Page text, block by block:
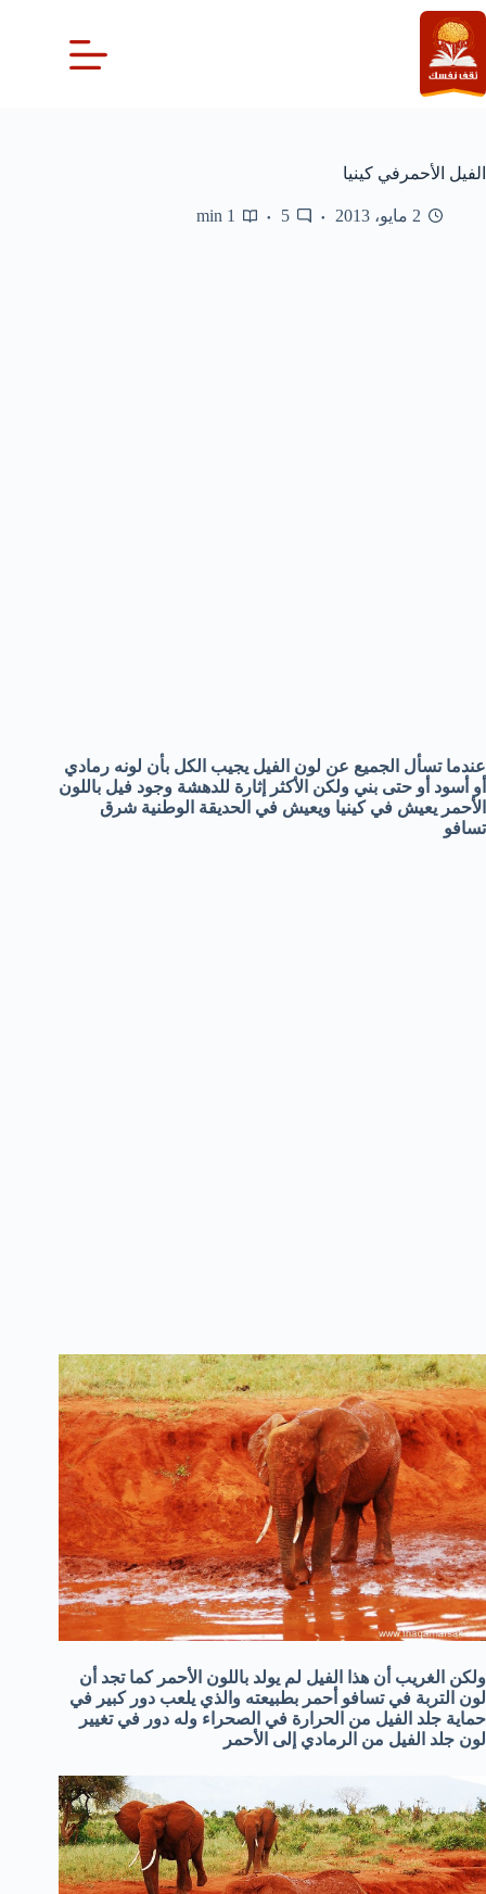
التجاوز
إلى
المحتوى
الفيل الأحمرفي كينيا
2 مايو، 2013 5
1 min
عندما تسأل الجميع عن لون الفيل يجيب الكل بأن لونه رمادي
أو أسود أو حتى بني ولكن الأكثر إثارة للدهشة وجود فيل باللون
الأحمر يعيش في كينيا ويعيش في الحديقة الوطنية شرق
تسافو
ولكن الغريب أن هذا الفيل لم يولد باللون الأحمر كما تجد أن
لون التربة في تسافو أحمر بطبيعته والذي يلعب دور كبير في
حماية جلد الفيل من الحرارة في الصحراء وله دور في تغيير
لون جلد الفيل من الرمادي إلى الأحمر